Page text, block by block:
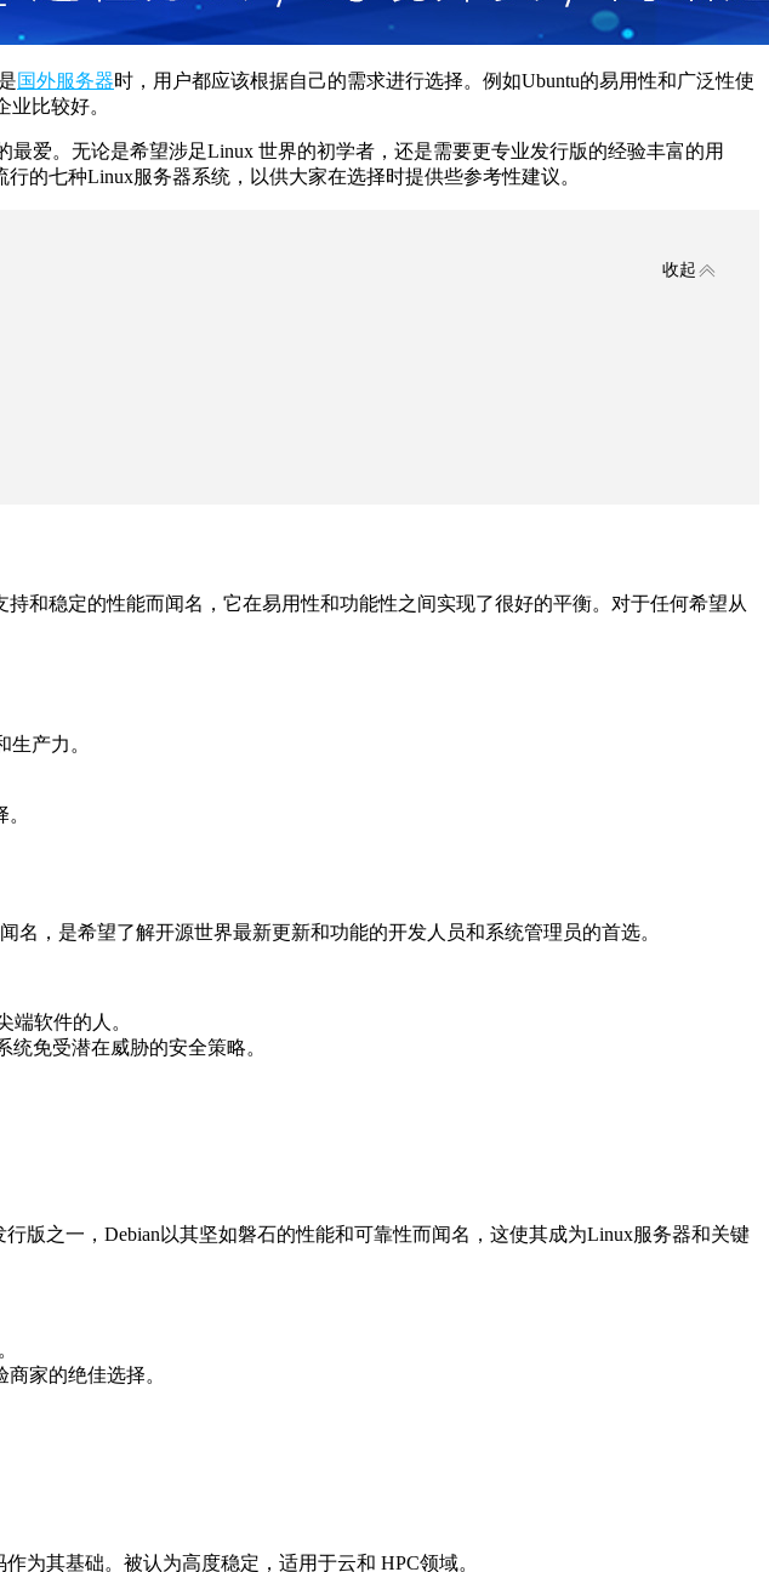
国外服务器时，用户都应该根据自己的需求进行选择。例如Ubuntu的易用性和广泛性使
比较好。
爱。无论是希望涉足Linux 世界的初学者，还是需要更专业发行版的经验丰富的用
的七种Linux服务器系统，以供大家在选择时提供些参考性建议。
收起
和稳定的性能而闻名，它在易用性和功能性之间实现了很好的平衡。对于任何希望从
产力。
，是希望了解开源世界最新更新和功能的开发人员和系统管理员的首选。
端软件的人。
免受潜在威胁的安全策略。
版之一，Debian以其坚如磐石的性能和可靠性而闻名，这使其成为Linux服务器和关键
家的绝佳选择。
为其基础。被认为高度稳定，适用于云和 HPC领域。